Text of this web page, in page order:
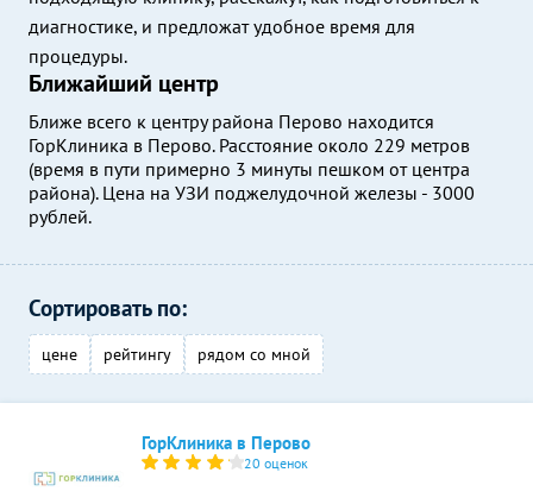
диагностике, и предложат удобное время для
процедуры.
Ближайший центр
Ближе всего к центру района Перово находится
ГорКлиника в Перово. Расстояние около 229 метров
(время в пути примерно 3 минуты пешком от центра
района). Цена на УЗИ поджелудочной железы - 3000
рублей.
Сортировать по:
цене рейтингу рядом со мной
ГорКлиника в Перово
20 оценок